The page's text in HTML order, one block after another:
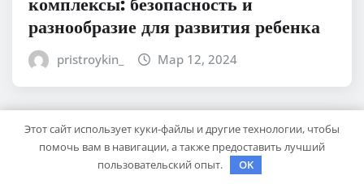
разнообразие для развития ребенка
pristroykin_ Мар 12, 2024
Этот сайт использует куки-файлы и другие технологии, чтобы
помочь вам в навигации, а также предоставить лучший
пользовательский опыт.
OK